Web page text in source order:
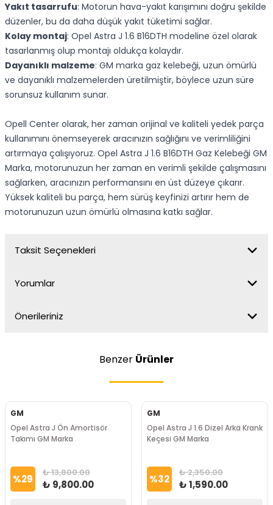
Yakıt tasarrufu: Motorun hava-yakıt karışımını doğru şekilde
düzenler, bu da daha düşük yakıt tüketimi sağlar.
Kolay montaj: Opel Astra J 1.6 B16DTH modeline özel olarak
tasarlanmış olup montajı oldukça kolaydır.
Dayanıklı malzeme: GM marka gaz kelebeği, uzun ömürlü
ve dayanıklı malzemelerden üretilmiştir, böylece uzun süre
sorunsuz kullanım sunar.
Opell Center olarak, her zaman orijinal ve kaliteli yedek parça
kullanımını önemseyerek aracınızın sağlığını ve verimliliğini
artırmaya çalışıyoruz. Opel Astra J 1.6 B16DTH Gaz Kelebeği GM
Marka, motorunuzun her zaman en verimli şekilde çalışmasını
sağlarken, aracınızın performansını en üst düzeye çıkarır.
Yüksek kaliteli bu parça, hem sürüş keyfinizi artırır hem de
motorunuzun uzun ömürlü olmasına katkı sağlar.
Taksit Seçenekleri
Yorumlar
Önerileriniz
Benzer Ürünler
GM
Opel Astra J Ön Amortisör
Takımı GM Marka
%29 ₺ 13,800.00
₺ 9,800.00
GM
Opel Astra J 1.6 Dizel Arka Krank
Keçesi GM Marka
%32 ₺ 2,350.00
₺ 1,590.00